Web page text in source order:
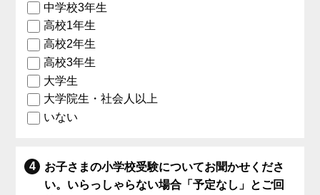
中学校3年生
高校1年生
高校2年生
高校3年生
大学生
大学院生・社会人以上
いない
お子さまの小学校受験についてお聞かせくださ
い。いらっしゃらない場合「予定なし」とご回